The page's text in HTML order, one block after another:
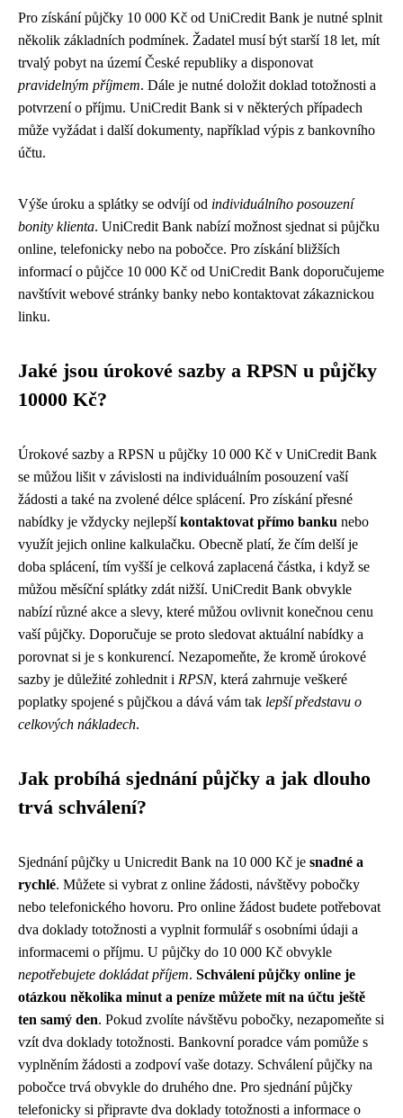
Pro získání půjčky 10 000 Kč od UniCredit Bank je nutné splnit
několik základních podmínek. Žadatel musí být starší 18 let, mít
trvalý pobyt na území České republiky a disponovat
pravidelným příjmem. Dále je nutné doložit doklad totožnosti a
potvrzení o příjmu. UniCredit Bank si v některých případech
může vyžádat i další dokumenty, například výpis z bankovního
účtu.
Výše úroku a splátky se odvíjí od individuálního posouzení
bonity klienta. UniCredit Bank nabízí možnost sjednat si půjčku
online, telefonicky nebo na pobočce. Pro získání bližších
informací o půjčce 10 000 Kč od UniCredit Bank doporučujeme
navštívit webové stránky banky nebo kontaktovat zákaznickou
linku.
Jaké jsou úrokové sazby a RPSN u půjčky
10000 Kč?
Úrokové sazby a RPSN u půjčky 10 000 Kč v UniCredit Bank
se můžou lišit v závislosti na individuálním posouzení vaší
žádosti a také na zvolené délce splácení. Pro získání přesné
nabídky je vždycky nejlepšíkontaktovat přímo banku nebo
využít jejich online kalkulačku. Obecně platí, že čím delší je
doba splácení, tím vyšší je celková zaplacená částka, i když se
můžou měsíční splátky zdát nižší. UniCredit Bank obvykle
nabízí různé akce a slevy, které můžou ovlivnit konečnou cenu
vaší půjčky. Doporučuje se proto sledovat aktuální nabídky a
porovnat si je s konkurencí. Nezapomeňte, že kromě úrokové
sazby je důležité zohlednit i RPSN, která zahrnuje veškeré
poplatky spojené s půjčkou a dává vám tak lepší představu o
celkových nákladech.
Jak probíhá sjednání půjčky a jak dlouho
trvá schválení?
Sjednání půjčky u Unicredit Bank na 10 000 Kč je snadné a
rychlé. Můžete si vybrat z online žádosti, návštěvy pobočky
nebo telefonického hovoru. Pro online žádost budete potřebovat
dva doklady totožnosti a vyplnit formulář s osobními údaji a
informacemi o příjmu. U půjčky do 10 000 Kč obvykle
nepotřebujete dokládat příjem. Schválení půjčky online je
otázkou několika minut a peníze můžete mít na účtu ještě
ten samý den. Pokud zvolíte návštěvu pobočky, nezapomeňte si
vzít dva doklady totožnosti. Bankovní poradce vám pomůže s
vyplněním žádosti a zodpoví vaše dotazy. Schválení půjčky na
pobočce trvá obvykle do druhého dne. Pro sjednání půjčky
telefonicky si připravte dva doklady totožnosti a informace o